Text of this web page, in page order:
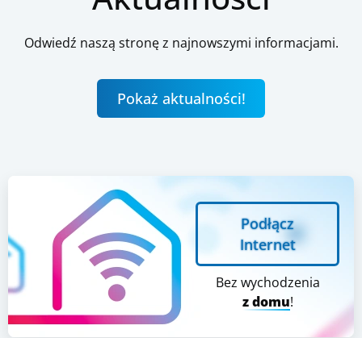
Odwiedź naszą stronę z najnowszymi informacjami.
Pokaż aktualności!
Podłącz
Internet
Bez wychodzenia
z domu!